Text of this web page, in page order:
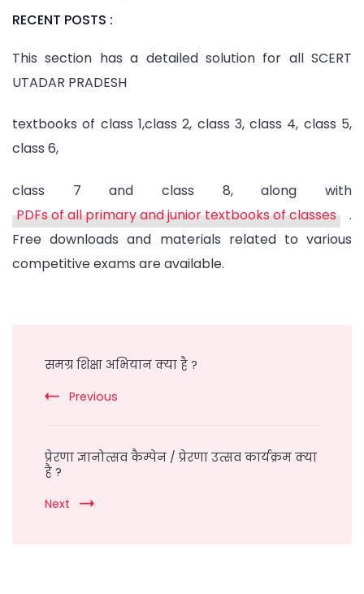
RECENT POSTS :
This section has a detailed solution for all SCERT
UTADAR PRADESH
textbooks of class 1,class 2, class 3, class 4, class 5,
class 6,
class 7 and class 8, along with
PDFs of all primary and junior textbooks of classes
.
Free downloads and materials related to various
competitive exams are available.
Navigation
समग्र शिक्षा अभियान क्या है ?
Previous
प्रेरणा ज्ञानोत्सव कैम्पेन / प्रेरणा उत्सव कार्यक्रम क्या
है ?
Next